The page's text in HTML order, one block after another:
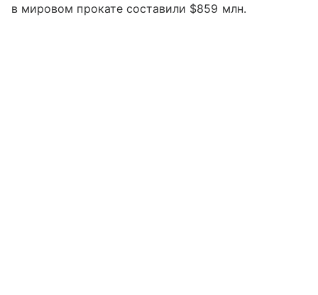
в мировом прокате составили $859 млн.